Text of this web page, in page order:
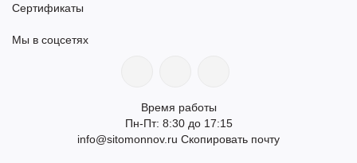
Сертификаты
Мы в соцсетях
Время работы
Пн-Пт: 8:30 до 17:15
info@sitomonnov.ru Скопировать почту